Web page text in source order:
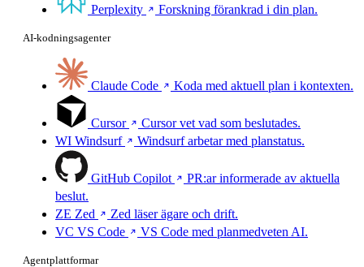
Perplexity Forskning förankrad i din plan.
AI-kodningsagenter
Claude Code Koda med aktuell plan i kontexten.
Cursor
Cursor vet vad som beslutades.
WI Windsurf Windsurf arbetar med planstatus.
GitHub Copilot
PR:ar informerade av aktuella
beslut.
ZE Zed
Zed läser ägare och drift.
VC VS Code VS Code med planmedveten AI.
Agentplattformar